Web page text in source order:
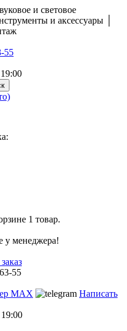
и световое
и аксессуары │
55
1 товар.
у менеджера!
55
MAX
Написать